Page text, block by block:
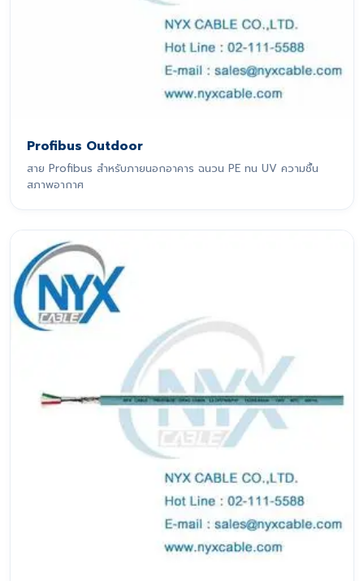
Profibus Outdoor
สาย Profibus สำหรับภายนอกอาคาร ฉนวน PE ทน UV ความชื้น
สภาพอากาศ